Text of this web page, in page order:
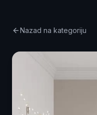
Nazad na kategoriju